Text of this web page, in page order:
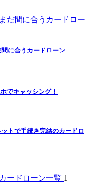
に合うカードローン
でキャッシング！
トで手続き完結のカードロ
1